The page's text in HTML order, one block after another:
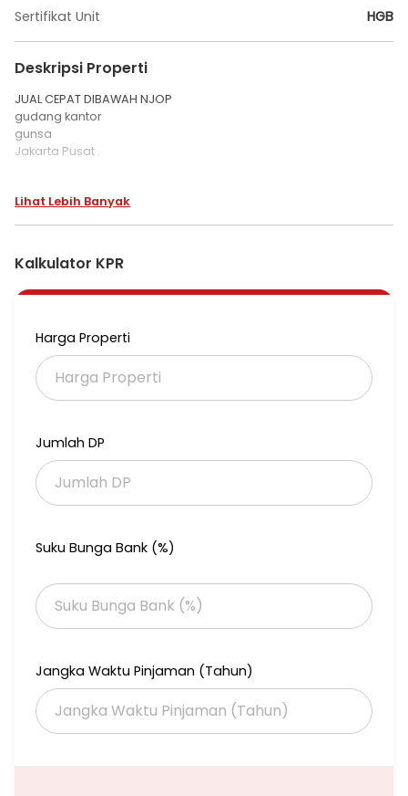
Sertifikat Unit HGB
Deskripsi Properti
JUAL CEPAT DIBAWAH NJOP
gudang kantor
gunsa
Jakarta Pusat .
Luas Bangunan 2500 meter
IMB ada
Harga Jual 63 Milyar
Cocok untuk
Gedung Kantor
lokasi sangat strategis
cari gudang? workshop? hotel?
thank you
Lihat Lebih Banyak
Kalkulator KPR
Harga Properti
Jumlah DP
Suku Bunga Bank (%)
Jangka Waktu Pinjaman (Tahun)